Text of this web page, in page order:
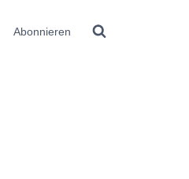
Abonnieren